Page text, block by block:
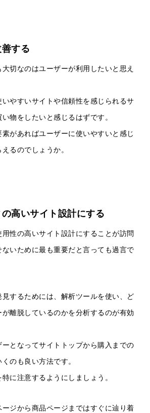
する
切なのはユーザーが利用したいと思え
やすいサイトや信頼性を感じられるサ
物をしたいと感じるはずです。
があればユーザーに使いやすいと感じ
るのでしょうか。
高いサイト設計にする
性の高いサイト設計にすることが訪問
いために最も重要だと言っても過言で
するためには、解析ツールを使い、ど
離脱しているのかを分析するのが有効
ーとなってサイトトップから購入までの
のも良い方法です。
に注意するようにしましょう。
ージから商品ページまではすぐに辿り着